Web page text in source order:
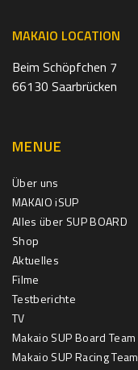
MAKAIO LOCATION
Beim Schöpfchen 7
66130 Saarbrücken
MENUE
Über uns
MAKAIO iSUP
Alles über SUP BOARD
Shop
Aktuelles
Filme
Testberichte
TV
Makaio SUP Board Team
Makaio SUP Racing Team